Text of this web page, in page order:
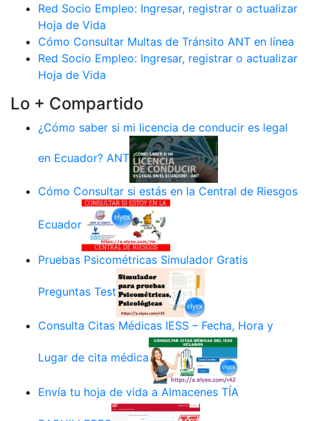
Red Socio Empleo: Ingresar, registrar o actualizar
Hoja de Vida
Cómo Consultar Multas de Tránsito ANT en línea
Red Socio Empleo: Ingresar, registrar o actualizar
Hoja de Vida
Lo + Compartido
¿Cómo saber si mi licencia de conducir es legal
en Ecuador? ANT
Cómo Consultar si estás en la Central de Riesgos
Ecuador
Pruebas Psicométricas Simulador Gratis
Preguntas Test
Consulta Citas Médicas IESS – Fecha, Hora y
Lugar de cita médica
Envía tu hoja de vida a Almacenes TÍA